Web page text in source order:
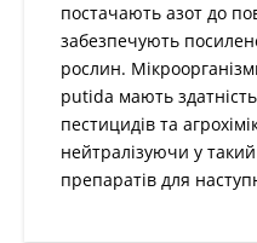
постачають азот до
забезпечують
рослин.
putida мають
пестицидів та
нейтралізуючи у
препаратів для